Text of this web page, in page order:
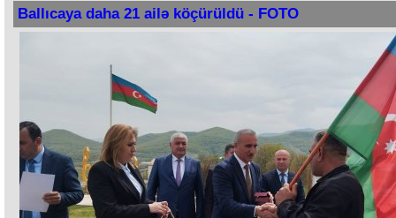
Ballıcaya daha 21 ailə köçürüldü - FOTO